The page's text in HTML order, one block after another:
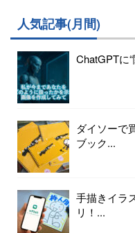
人気記事(月間)
ChatGPTに
ダイソーで
ブック...
手描きイラ
リ！...